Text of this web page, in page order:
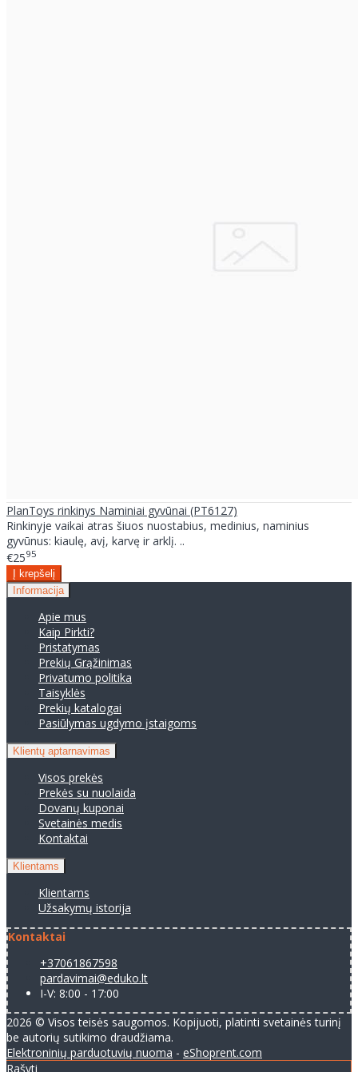
PlanToys rinkinys Naminiai gyvūnai (PT6127)
Rinkinyje vaikai atras šiuos nuostabius, medinius, naminius
gyvūnus: kiaulę, avį, karvę ir arklį. ..
€2595
Informacija
Apie mus
Kaip Pirkti?
Pristatymas
Prekių Grąžinimas
Privatumo politika
Taisyklės
Prekių katalogai
Pasiūlymas ugdymo įstaigoms
Klientų aptarnavimas
Visos prekės
Prekės su nuolaida
Dovanų kuponai
Svetainės medis
Kontaktai
Klientams
Klientams
Užsakymų istorija
Kontaktai
+37061867598
pardavimai@eduko.lt
I-V: 8:00 - 17:00
2026 © Visos teisės saugomos. Kopijuoti, platinti svetainės turinį
be autorių sutikimo draudžiama.
Elektroninių parduotuvių nuoma - eShoprent.com
Rašyti